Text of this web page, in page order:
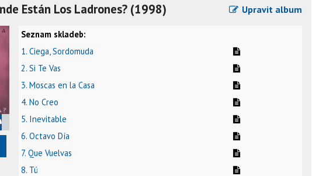
Están Los Ladrones? (1998) Upravit album
Seznam skladeb:
1. Ciega, Sordomuda
2. Si Te Vas
3. Moscas en la Casa
4. No Creo
5. Inevitable
6. Octavo Día
7. Que Vuelvas
8. Tú